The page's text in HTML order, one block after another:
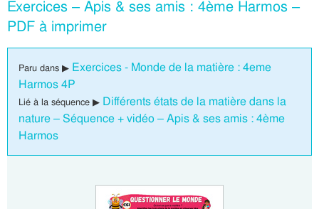
Exercices – Apis & ses amis : 4ème Harmos –
PDF à imprimer
Paru dans ▶ Exercices - Monde de la matière : 4eme
Harmos 4P
Lié à la séquence ▶ Différents états de la matière dans la
nature – Séquence + vidéo – Apis & ses amis : 4ème
Harmos